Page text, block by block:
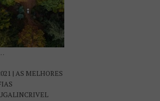
| AS MELHORES